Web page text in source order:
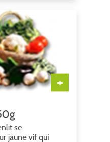
+
se
jaune vif qui